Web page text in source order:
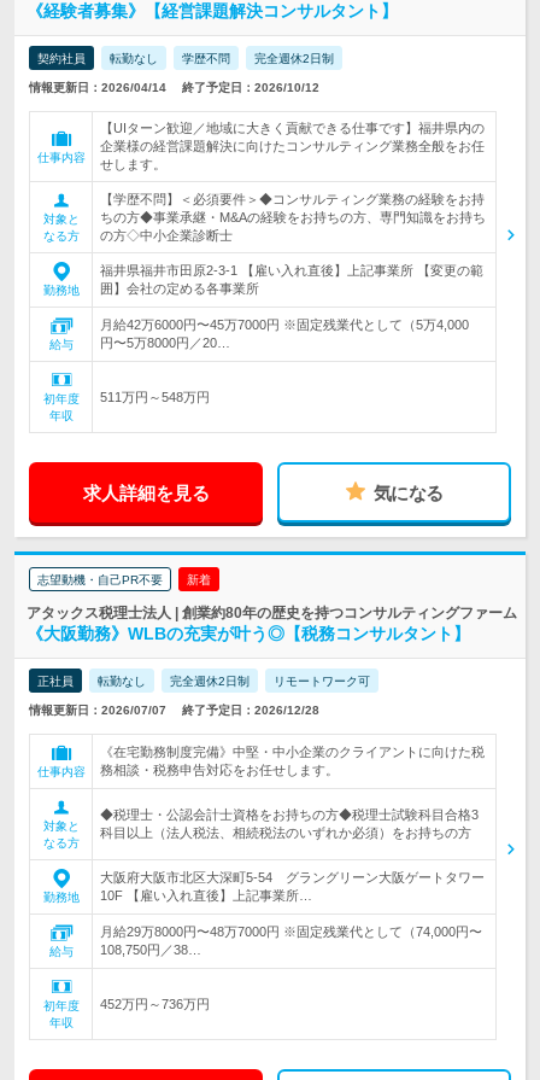
《経験者募集》【経営課題解決コンサルタント】
契約社員 転勤なし 学歴不問 完全週休2日制
情報更新日：2026/04/14 終了予定日：2026/10/12
仕事内容
【UIターン歓迎／地域に大きく貢献できる仕事です】福井県内の
企業様の経営課題解決に向けたコンサルティング業務全般をお任
せします。
対象と
なる方
【学歴不問】＜必須要件＞◆コンサルティング業務の経験をお持
ちの方◆事業承継・M&Aの経験をお持ちの方、専門知識をお持ち
の方◇中小企業診断士
勤務地
福井県福井市田原2-3-1 【雇い入れ直後】上記事業所 【変更の範
囲】会社の定める各事業所
給与
月給42万6000円〜45万7000円 ※固定残業代として（5万4,000
円〜5万8000円／20…
初年度
年収
511万円～548万円
求人詳細を見る 気になる
志望動機・自己PR不要 新着
アタックス税理士法人 | 創業約80年の歴史を持つコンサルティングファーム
《大阪勤務》WLBの充実が叶う◎【税務コンサルタント】
正社員 転勤なし 完全週休2日制 リモートワーク可
情報更新日：2026/07/07 終了予定日：2026/12/28
仕事内容
《在宅勤務制度完備》中堅・中小企業のクライアントに向けた税
務相談・税務申告対応をお任せします。
対象と
なる方
◆税理士・公認会計士資格をお持ちの方◆税理士試験科目合格3
科目以上（法人税法、相続税法のいずれか必須）をお持ちの方
勤務地
大阪府大阪市北区大深町5-54 グラングリーン大阪ゲートタワー
10F 【雇い入れ直後】上記事業所…
給与
月給29万8000円〜48万7000円 ※固定残業代として（74,000円〜
108,750円／38…
初年度
年収
452万円～736万円